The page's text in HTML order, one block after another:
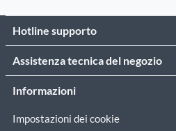
Hotline supporto
Assistenza tecnica del negozio
Informazioni
Impostazioni dei cookie